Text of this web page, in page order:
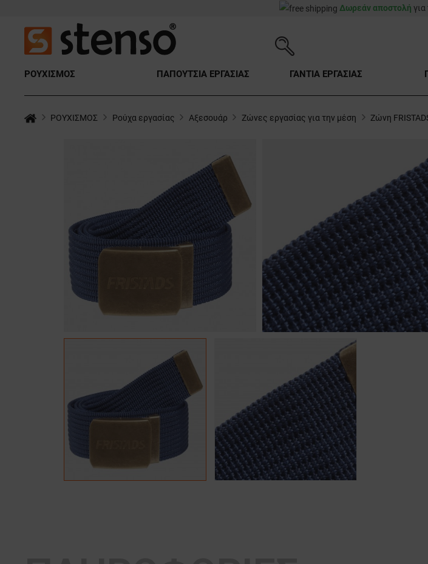
Δωρεάν αποστολή
ΡΟΥΧΙΣΜΟΣ ΠΑΠΟΥΤΣΙΑ ΕΡΓΑΣΙΑΣ ΓΑΝΤΙΑ ΕΡΓΑΣΙΑΣ
ΡΟΥΧΙΣΜΟΣ Ρούχα εργασίας Αξεσουάρ Ζώνες εργασίας για την μέση Ζώνη